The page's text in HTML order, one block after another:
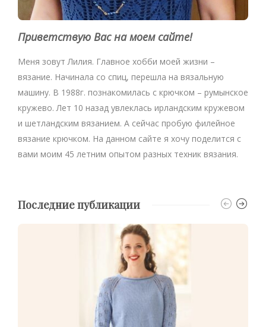
Приветствую Вас на моем сайте!
Меня зовут Лилия. Главное хобби моей жизни –
вязание. Начинала со спиц, перешла на вязальную
машину. В 1988г. познакомилась с крючком – румынское
кружево. Лет 10 назад увлеклась ирландским кружевом
и шетландским вязанием. А сейчас пробую филейное
вязание крючком. На данном сайте я хочу поделится с
вами моим 45 летним опытом разных техник вязания.
Последние публикации